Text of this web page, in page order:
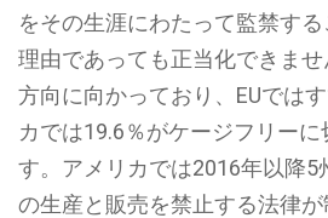
をその生涯にわたって監禁す
理由であっても正当化できま
方向に向かっており、EUでは
カでは19.6％がケージフリーに
す。アメリカでは2016年以降5
の生産と販売を禁止する法律